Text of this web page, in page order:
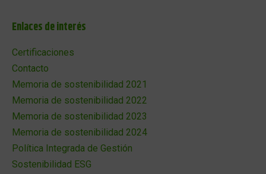
Enlaces de interés
Certificaciones
Contacto
Memoria de sostenibilidad 2021
Memoria de sostenibilidad 2022
Memoria de sostenibilidad 2023
Memoria de sostenibilidad 2024
Política Integrada de Gestión
Sostenibilidad ESG